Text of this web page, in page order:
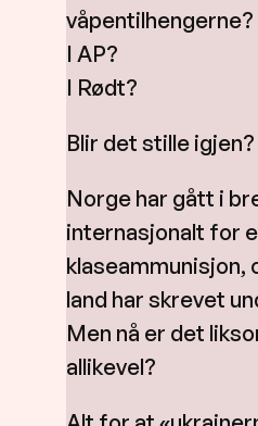
våpentilhengerne?
I AP?
I Rødt?
Blir det stille igjen?
Norge har gått i
internasjonalt for
klaseammunisjon,
land har skrevet
Men nå er det
allikevel?